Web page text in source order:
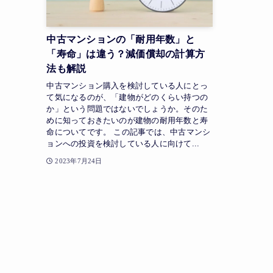
中古マンションの「耐用年数」と
「寿命」は違う？減価償却の計算方
法も解説
中古マンション購入を検討している人にとっ
て気になるのが、「建物がどのくらい持つの
か」という問題ではないでしょうか。そのた
めに知っておきたいのが建物の耐用年数と寿
命についてです。 この記事では、中古マンシ
ョンへの投資を検討している人に向けて...
2023年7月24日